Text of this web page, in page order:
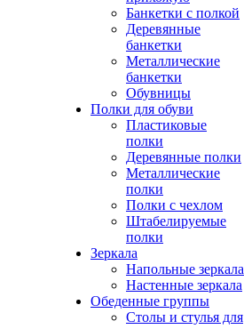
Банкетки с полкой
Деревянные
банкетки
Металлические
банкетки
Обувницы
Полки для обуви
Пластиковые
полки
Деревянные полки
Металлические
полки
Полки с чехлом
Штабелируемые
полки
Зеркала
Напольные зеркала
Настенные зеркала
Обеденные группы
Столы и стулья для